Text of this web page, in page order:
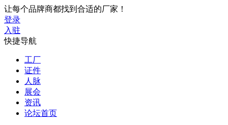
让每个品牌商都找到合适的厂家！
登录
入驻
快捷导航
工厂
证件
人脉
展会
资讯
论坛首页